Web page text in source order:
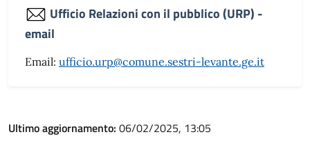
Ufficio Relazioni con il pubblico (URP) -
email
Email: ufficio.urp@comune.sestri-levante.ge.it
Ultimo aggiornamento: 06/02/2025, 13:05